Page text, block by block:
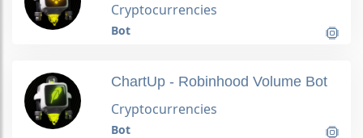
Cryptocurrencies
Bot
ChartUp - Robinhood Volume Bot
Cryptocurrencies
Bot